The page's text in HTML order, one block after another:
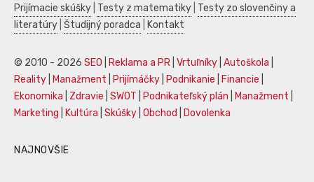
Prijímacie skúšky Testy z matematiky Testy zo slovenčiny a
literatúry Študijný poradca Kontakt
© 2010 - 2026 SEO Reklama a PR Vrtuľníky Autoškola
Reality
Manažment Prijímáčky Podnikanie Financie
Ekonomika
Zdravie SWOT Podnikateľský plán Manažment
Marketing
Kultúra Skúšky Obchod Dovolenka
NAJNOVŠIE